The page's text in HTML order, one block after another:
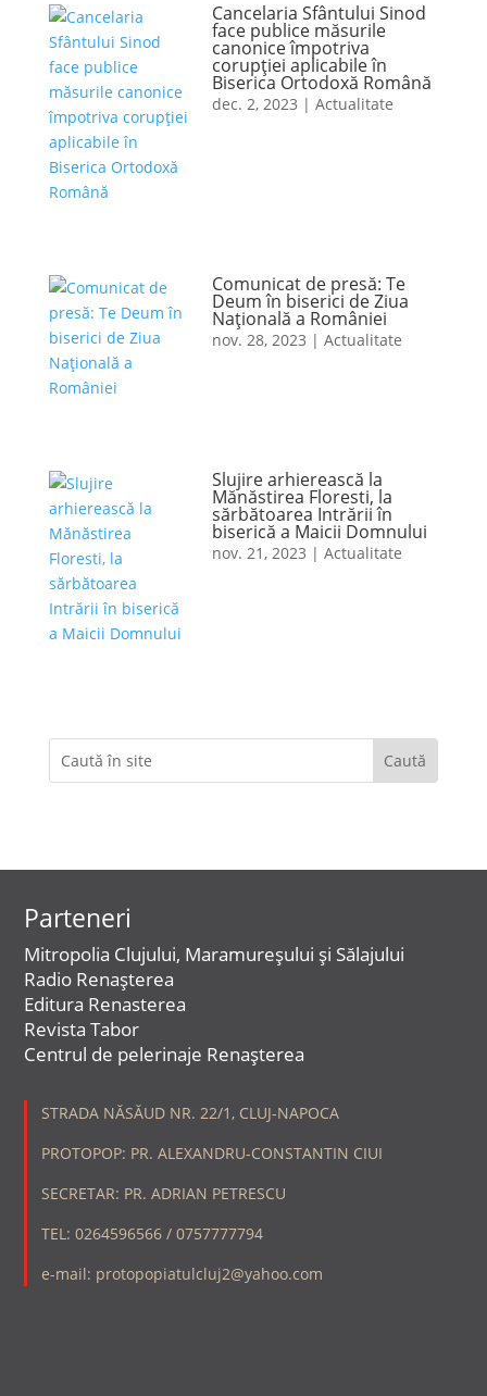
Cancelaria Sfântului Sinod
face publice măsurile
canonice împotriva
corupției aplicabile în
Biserica Ortodoxă Română
dec. 2, 2023 | Actualitate
Comunicat de presă: Te
Deum în biserici de Ziua
Naţională a României
nov. 28, 2023 | Actualitate
Slujire arhierească la
Mănăstirea Floresti, la
sărbătoarea Intrării în
biserică a Maicii Domnului
nov. 21, 2023 | Actualitate
Parteneri
Mitropolia Clujului, Maramureșului și Sălajului
Radio Renașterea
Editura Renasterea
Revista Tabor
Centrul de pelerinaje Renașterea
STRADA NĂSĂUD NR. 22/1, CLUJ-NAPOCA
PROTOPOP: PR. ALEXANDRU-CONSTANTIN CIUI
SECRETAR: PR. ADRIAN PETRESCU
TEL: 0264596566 / 0757777794
e-mail: protopopiatulcluj2@yahoo.com